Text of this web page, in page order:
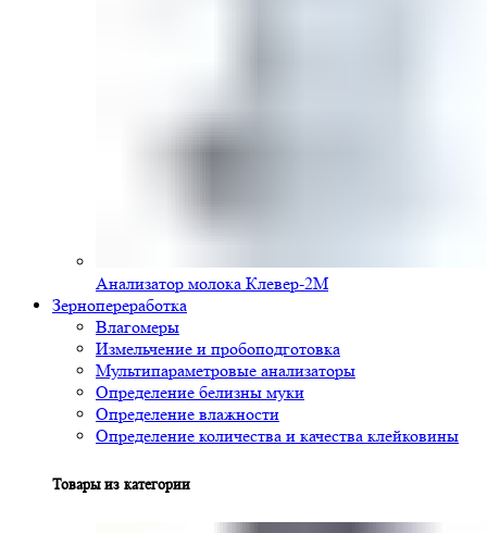
Анализатор молока Клевер-2М
Зернопереработка
Влагомеры
Измельчение и пробоподготовка
Мультипараметровые анализаторы
Определение белизны муки
Определение влажности
Определение количества и качества клейковины
Товары из категории